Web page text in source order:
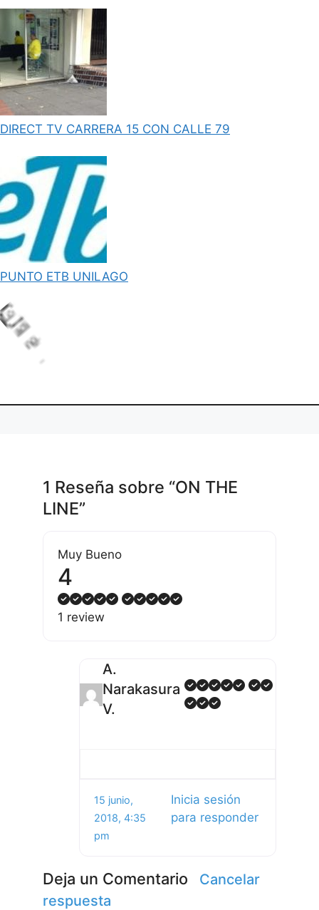
DIRECT TV CARRERA 15 CON CALLE 79
PUNTO ETB UNILAGO
L
o
d
i
g
.
1 Reseña sobre “ON THE
LINE”
Muy Bueno
4
1 review
A.
Narakasura
V.
15 junio,
2018, 4:35
pm
Inicia sesión
para responder
Deja un Comentario
Cancelar
respuesta